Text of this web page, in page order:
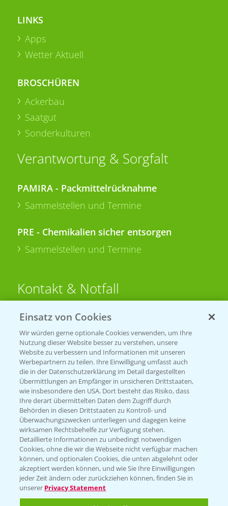
LINKS
Apps
Wetter Aktuell
BROSCHÜREN
Ackerbau
Saatgut
Sonderkulturen
Verantwortung & Sorgfalt
PAMIRA - Packmittelrücknahme
Sammelstellen und Termine
PRE - Chemikalien sicher entsorgen
Sammelstellen und Termine
Kontakt & Notfall
Beratung auf WhatsApp
T.+49 (0)174 346 564 1
KONTAKT
Hilfe in Notfällen
T.+49 (0)214/30-20220
Folgen Sie uns
Einsatz von Cookies
Wir würden gerne optionale Cookies verwenden, um Ihre
Nutzung dieser Website besser zu verstehen, unsere
Website zu verbessern und Informationen mit unseren
Werbepartnern zu teilen. Ihre Einwilligung umfasst auch
die in der Datenschutzerklärung im Detail dargestellten
Übermittlungen an Empfänger in unsicheren Drittstaaten,
wie insbesondere den USA. Dort besteht das Risiko, dass
Ihre derart übermittelten Daten dem Zugriff durch
Behörden in diesen Drittstaaten zu Kontroll- und
Überwachungszwecken unterliegen und dagegen keine
wirksamen Rechtsbehelfe zur Verfügung stehen.
Detaillierte Informationen zu unbedingt notwendigen
Cookies, ohne die wir die Webseite nicht verfügbar machen
können, und optionalen Cookies, die unten abgelehnt oder
akzeptiert werden können, und wie Sie Ihre Einwilligungen
jeder Zeit ändern oder zurückziehen können, finden Sie in
unserer Privacy Statement